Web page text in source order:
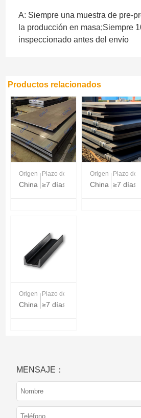
A: Siempre una muestra de pre-
la producción en masa;Siempre
inspeccionado antes del envío
Productos relacionados
Origen
China
Plazo de entrega
≥7 días
Origen
China
Plazo de
≥7 días
Origen
China
Plazo de entrega
≥7 días
MENSAJE：